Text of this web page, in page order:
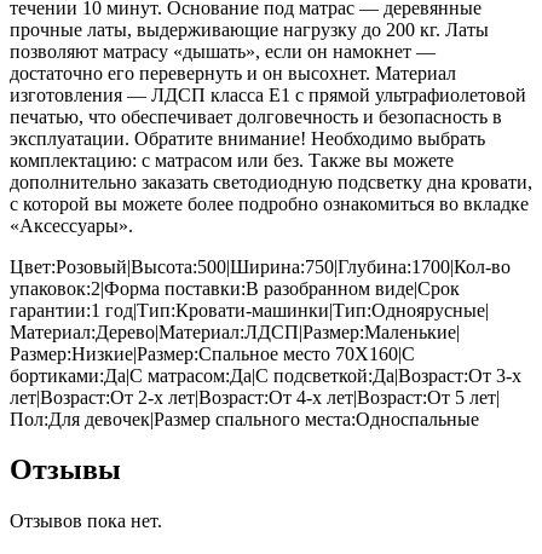
течении 10 минут. Основание под матрас — деревянные
прочные латы, выдерживающие нагрузку до 200 кг. Латы
позволяют матрасу «дышать», если он намокнет —
достаточно его перевернуть и он высохнет. Материал
изготовления — ЛДСП класса E1 с прямой ультрафиолетовой
печатью, что обеспечивает долговечность и безопасность в
эксплуатации. Обратите внимание! Необходимо выбрать
комплектацию: с матрасом или без. Также вы можете
дополнительно заказать светодиодную подсветку дна кровати,
с которой вы можете более подробно ознакомиться во вкладке
«Аксессуары».
Цвет:Розовый|Высота:500|Ширина:750|Глубина:1700|Кол-во
упаковок:2|Форма поставки:В разобранном виде|Срок
гарантии:1 год|Тип:Кровати-машинки|Тип:Одноярусные|
Материал:Дерево|Материал:ЛДСП|Размер:Маленькие|
Размер:Низкие|Размер:Спальное место 70Х160|С
бортиками:Да|С матрасом:Да|С подсветкой:Да|Возраст:От 3-х
лет|Возраст:От 2-х лет|Возраст:От 4-х лет|Возраст:От 5 лет|
Пол:Для девочек|Размер спального места:Односпальные
Отзывы
Отзывов пока нет.